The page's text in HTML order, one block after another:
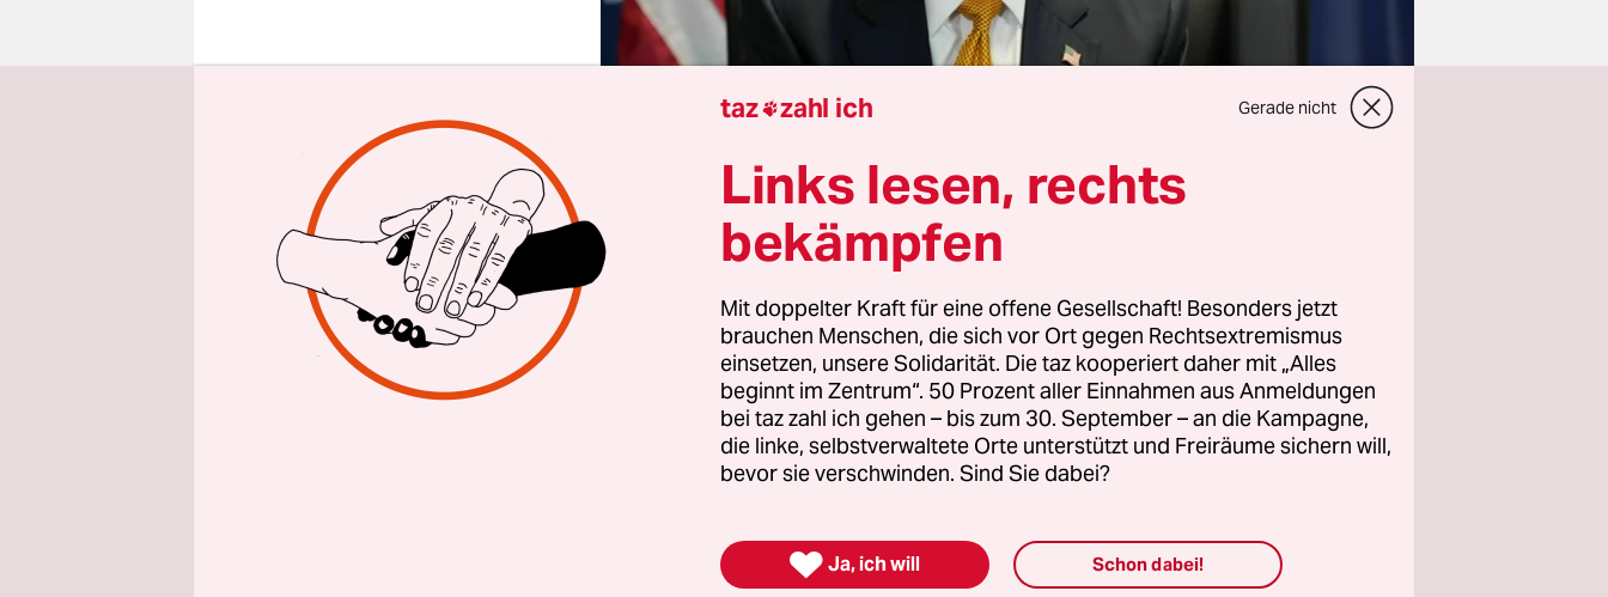
U S-Präsident Donald Trump lebt nicht in der realen Welt,
sondern in seinen eigenen Fantasien. Zu diesen Hirngespinsten
gehört, dass er glaubt, den eigenen Irankrieg einfach
ignorieren zu können. Auf dem Nato-Gipfel in Ankara ließ er
verlauten, dass er mit den Machthabern in Teheran nichts mehr zu
tun haben wolle. Sie seien „kranke Leute“, und es sei
Blöd für Trump: Die Realität ist stärker als seine Fantasien, und es ist
taz zahl ich Gerade nicht
Links lesen, rechts
bekämpfen
Mit doppelter Kraft für eine offene Gesellschaft! Besonders jetzt
brauchen Menschen, die sich vor Ort gegen Rechtsextremismus
einsetzen, unsere Solidarität. Die taz kooperiert daher mit „Alles
beginnt im Zentrum“. 50 Prozent aller Einnahmen aus Anmeldungen
bei taz zahl ich gehen – bis zum 30. September – an die Kampagne,
die linke, selbstverwaltete Orte unterstützt und Freiräume sichern will,
bevor sie verschwinden. Sind Sie dabei?
 Ja, ich will Schon dabei!